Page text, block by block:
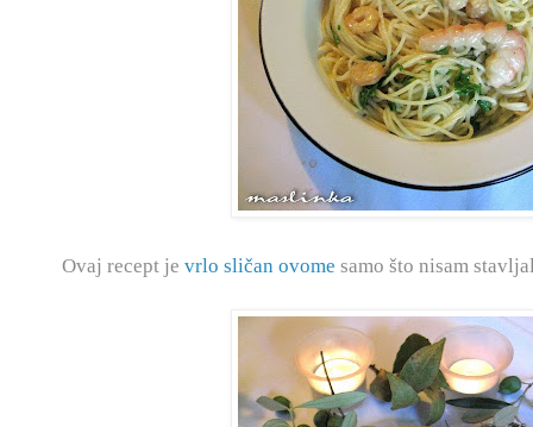
Ovaj recept je vrlo sličan ovome samo što nisam